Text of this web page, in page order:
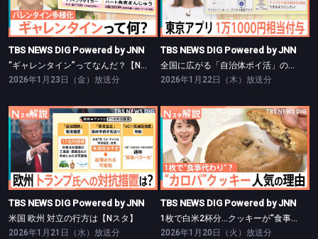
“ギャレンタイン”ってなんだ？【Nスタ】
TBS NEWS DIG Powered by JNN
“ギャレンタイン”ってなんだ？【Nスタ】
2026年1月23日（金）放送分
全国に広がる「自治体ポイ活」の波【Nスタ】
TBS NEWS DIG Powered by JNN
全国に広がる「自治体ポイ活」の波【Nスタ】
2026年1月22日（木）放送分
TBS NEWS DIG Powered by JNN
米国 欧州 対立の行方は【Nスタ】
TBS NEWS DIG Powered by JNN
米国 欧州 対立の行方は【Nスタ】
2026年1月21日（水）放送分
TBS NEWS DIG Powered by JNN
1枚で白米2杯分…クッキーが“食事”に？【Nスタ】
TBS NEWS DIG Powered by JNN
1枚で白米2杯分…クッキーが“食事”に？【Nスタ】
2026年1月20日（火）放送分